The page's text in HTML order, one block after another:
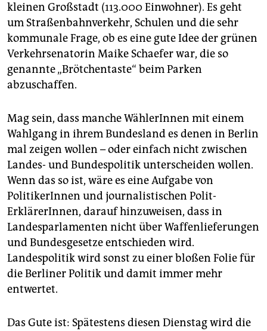
kleinen Großstadt (113.000 Einwohner). Es geht
um Straßenbahnverkehr, Schulen und die sehr
kommunale Frage, ob es eine gute Idee der grünen
Verkehrsenatorin Maike Schaefer war, die so
genannte „Brötchentaste“ beim Parken
abzuschaffen.
Mag sein, dass manche WählerInnen mit einem
Wahlgang in ihrem Bundesland es denen in Berlin
mal zeigen wollen – oder einfach nicht zwischen
Landes- und Bundespolitik unterscheiden wollen.
Wenn das so ist, wäre es eine Aufgabe von
PolitikerInnen und journalistischen Polit-
ErklärerInnen, darauf hinzuweisen, dass in
Landesparlamenten nicht über Waffenlieferungen
und Bundesgesetze entschieden wird.
Landespolitik wird sonst zu einer bloßen Folie für
die Berliner Politik und damit immer mehr
entwertet.
Das Gute ist: Spätestens diesen Dienstag wird die